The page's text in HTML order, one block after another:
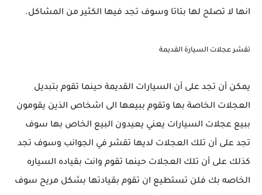
انها لا تصلح لها بتاتا وسوف تجد فيها الكثير من المشاكل.
تقشر عجلات السيارة القديمة
يمكن أن تجد على أن السيارات القديمة حينما تقوم بتبديل
العجلات الخاصة بها وتقوم ببيعها الى اشخاص الذين يقومون
ببيع عجلات السيارات يعني يعيدون البيع الخاص بها سوف
تجد على أن تلك العجلات لديها تقشر في الجوانب وسوف تجد
كذلك على أن تلك العجلات حينما تقوم وانت بقياده السياره
الخاصه بك فلن تستطيع ان تقوم بقيادتها بشكل مريح سوف